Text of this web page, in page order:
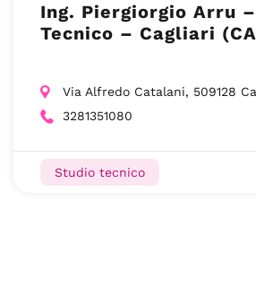
Ing. Piergiorgio Arru
Tecnico – Cagliari
Via Alfredo Catalani, 509128
3281351080
Studio tecnico